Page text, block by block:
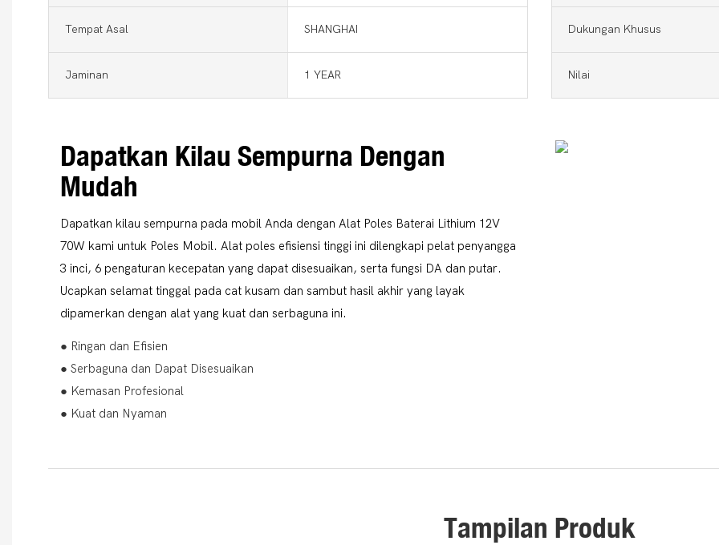
Tempat Asal SHANGHAI Dukungan Khusus
Jaminan 1 YEAR Nilai
Dapatkan Kilau Sempurna Dengan
Mudah
Dapatkan kilau sempurna pada mobil Anda dengan Alat Poles Baterai Lithium 12V
70W kami untuk Poles Mobil. Alat poles efisiensi tinggi ini dilengkapi pelat penyangga
3 inci, 6 pengaturan kecepatan yang dapat disesuaikan, serta fungsi DA dan putar.
Ucapkan selamat tinggal pada cat kusam dan sambut hasil akhir yang layak
dipamerkan dengan alat yang kuat dan serbaguna ini.
● Ringan dan Efisien
● Serbaguna dan Dapat Disesuaikan
● Kemasan Profesional
● Kuat dan Nyaman
Tampilan Produk